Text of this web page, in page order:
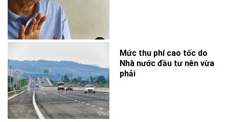
Mức thu phí cao tốc do
Nhà nước đầu tư nên vừa
phải